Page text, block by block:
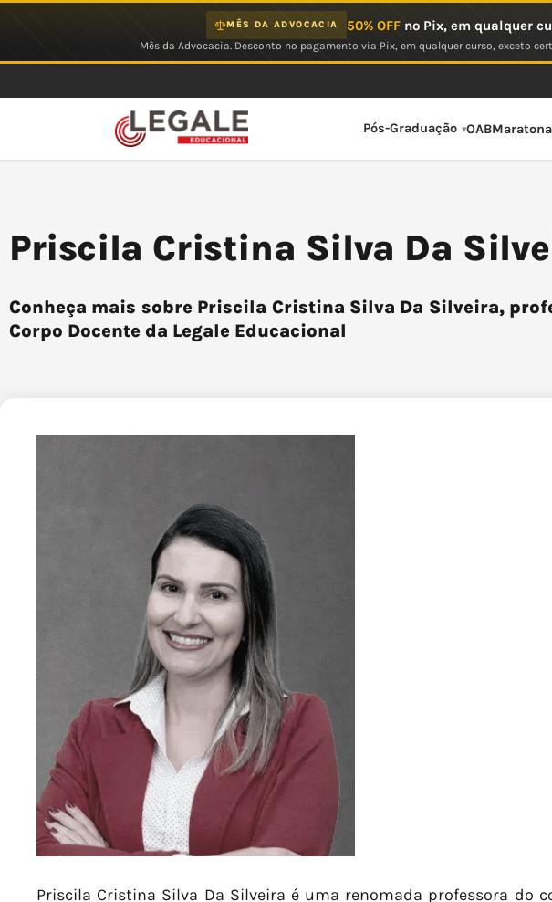
MÊS DA ADVOCACIA 50% OFFno Pix, em qualquer
Mês da Advocacia. Desconto no pagamento via Pix, em qualquer curso, exceto
Pós-Graduação OAB
Priscila Cristina Silva Da
Conheça mais sobre Priscila Cristina Silva Da Silveira,
Corpo Docente da Legale Educacional
Priscila Cristina Silva Da Silveira é uma renomada professora do